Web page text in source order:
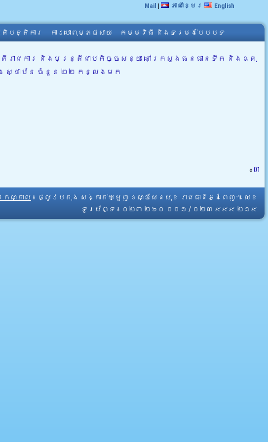
Mail | ភាសាខ្មែរ English
បត្តិការ ការបោះពុម្ភផ្សាយ កម្មវិធី និងទម្រង់បែបបទ
ាជការ និងមន្ត្រីជាប់កិច្ចសន្យា នៅក្រសួងធនធានទឹក និងឧតុ
ស្ថាប័ន ចំនួន ២២ កន្លងមក
«01
កណ្តាល ៖ ផ្លូវបេតុង សង្កាត់ឃ្មួញ ខណ្ឌសែនសុខ រាជធានីភ្នំពេញ។ លេខ
ទូរស័ព្ទ ៖ ០២៣ ២៦០ ០០១ / ០២៣ ៩៩៩ ២១៩